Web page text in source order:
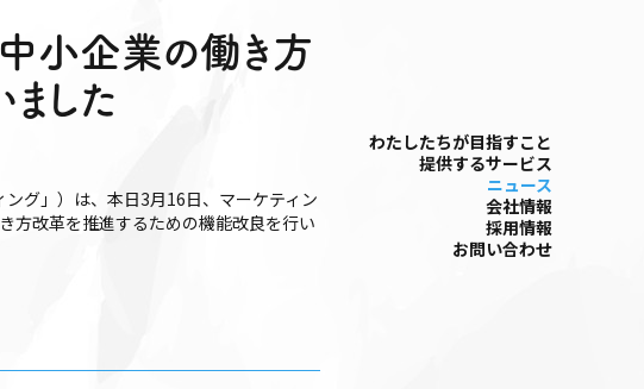
中小企業の働き方
した
グ」）は、本日3月16日、マーケティン
方改革を推進するための機能改良を行い
わたしたちが⽬指すこと
提供するサービス
ニュース
会社情報
採⽤情報
お問い合わせ